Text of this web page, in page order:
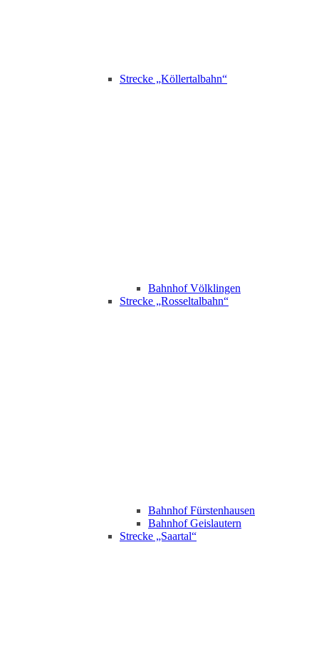
Strecke „Köllertalbahn“
Bahnhof Völklingen
Strecke „Rosseltalbahn“
Bahnhof Fürstenhausen
Bahnhof Geislautern
Strecke „Saartal“